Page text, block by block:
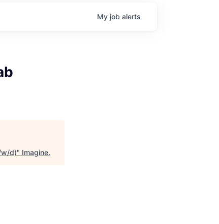
My job alerts
w/d)" Imagine.